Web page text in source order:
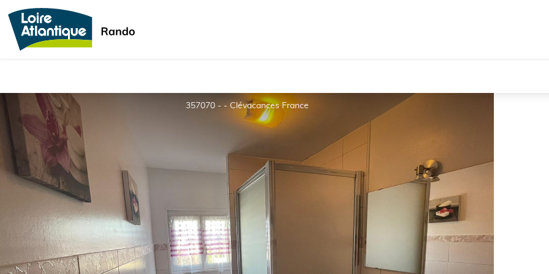
357070 - - Clévacances France